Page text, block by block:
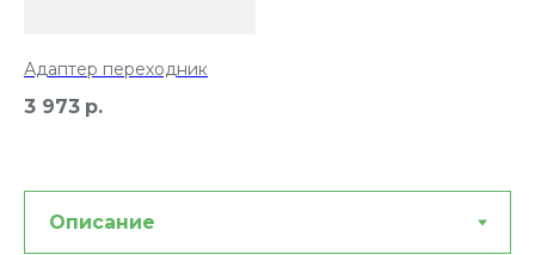
Адаптер переходник
3 973 р.